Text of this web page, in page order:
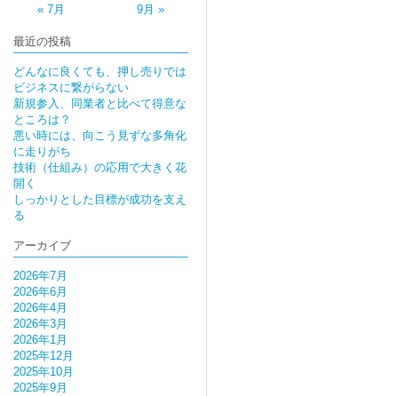
« 7月 9月 »
最近の投稿
どんなに良くても、押し売りでは
ビジネスに繋がらない
新規参入、同業者と比べて得意な
ところは？
悪い時には、向こう見ずな多角化
に走りがち
技術（仕組み）の応用で大きく花
開く
しっかりとした目標が成功を支え
る
アーカイブ
2026年7月
2026年6月
2026年4月
2026年3月
2026年1月
2025年12月
2025年10月
2025年9月